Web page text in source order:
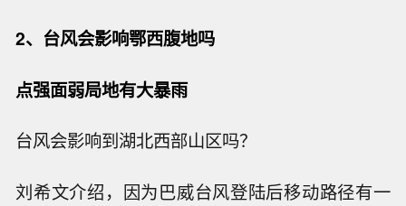
2、台风会影响鄂西腹地吗
点强面弱局地有大暴雨
台风会影响到湖北西部山区吗？
刘希文介绍，因为巴威台风登陆后移动路径有一